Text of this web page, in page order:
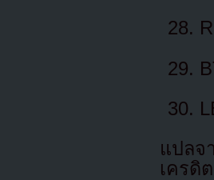
แปล
เครดิ